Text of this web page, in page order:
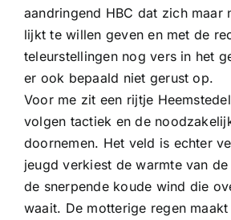
aandringend HBC dat zich maar
lijkt te willen geven en met de
teleurstellingen nog vers in het
er ook bepaald niet gerust op.
Voor me zit een rijtje
volgen tactiek en de
doornemen. Het veld is echter
jeugd verkiest de warmte van
de snerpende koude wind die
waait. De motterige regen